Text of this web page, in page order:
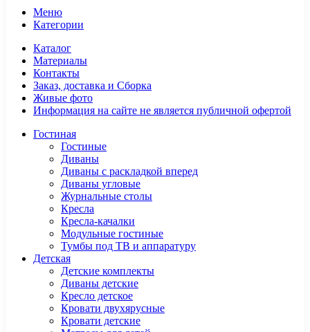
Меню
Категории
Каталог
Материалы
Контакты
Заказ, доставка и Сборка
Живые фото
Информация на сайте не является публичной офертой
Гостиная
Гостиные
Диваны
Диваны с раскладкой вперед
Диваны угловые
Журнальные столы
Кресла
Кресла-качалки
Модульные гостиные
Тумбы под ТВ и аппаратуру
Детская
Детские комплекты
Диваны детские
Кресло детское
Кровати двухярусные
Кровати детские